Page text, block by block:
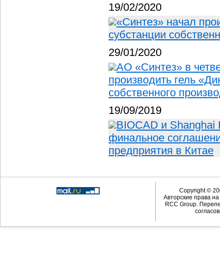
19/02/2020
«Синтез» начал
субстанции
29/01/2020
АО «Синтез» в
производить гель
собственного
19/09/2019
BIOCAD и Shanghai
финальное
предприятия в Китае
Copyright ©
Авторские права
RCC Group.